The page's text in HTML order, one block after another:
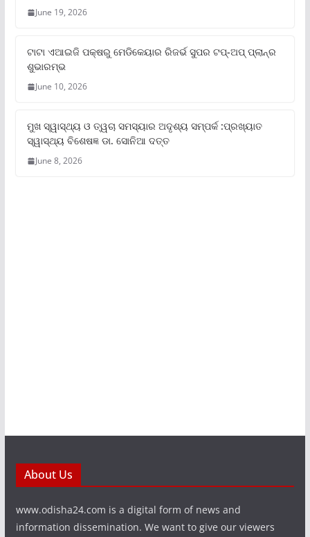
June 19, 2026
ଟାଟା ଏଆଇଜି ପକ୍ଷରୁ ମେଡିକେୟାର ରିଜର୍ଭ ସୁପର ଟପ୍‌-ଅପ୍ ପ୍ଲାନ୍‌ର
ଶୁଭାରମ୍ଭ
June 10, 2026
ମୁଖ ସ୍ୱାସ୍ଥ୍ୟ ଓ ତ୍ୱଚା ସମସ୍ୟାର ଅଦୃଶ୍ୟ ସମ୍ପର୍କ :ପ୍ରଖ୍ୟାତ
ସ୍ୱାସ୍ଥ୍ୟ ବିଶେଷଜ୍ଞ ଡା. ସୋନିଆ ଦତ୍ତ
June 8, 2026
About Us
www.odisha24.com is a digital form of news and
information dissemination. We want to give our viewers